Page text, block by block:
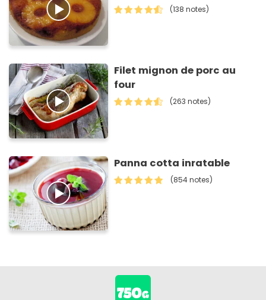
(138 notes)
Filet mignon de porc au
four
(263 notes)
Panna cotta inratable
(854 notes)